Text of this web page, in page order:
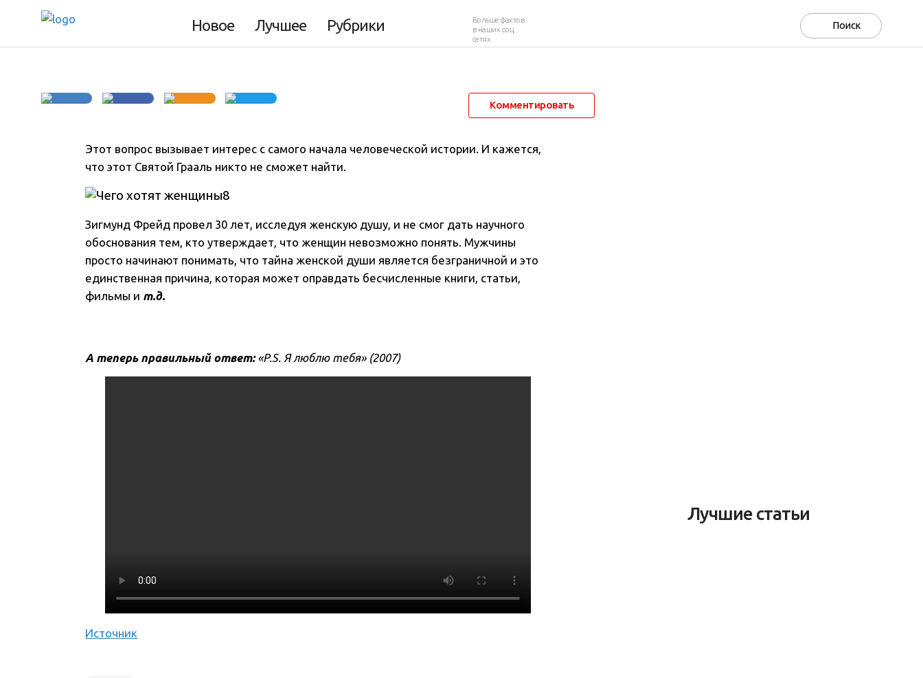
Новое Лучшее Рубрики
Больше фактов
в наших соц.
сетях
Комментировать
Этот вопрос вызывает интерес с самого начала человеческой истории. И кажется,
что этот Святой Грааль никто не сможет найти.
Зигмунд Фрейд провел 30 лет, исследуя женскую душу, и не смог дать научного
обоснования тем, кто утверждает, что женщин невозможно понять. Мужчины
просто начинают понимать, что тайна женской души является безграничной и это
единственная причина, которая может оправдать бесчисленные книги, статьи,
фильмы и т.д.
А теперь правильный ответ: «P.S. Я люблю тебя» (2007)
Источник
Лучшие статьи